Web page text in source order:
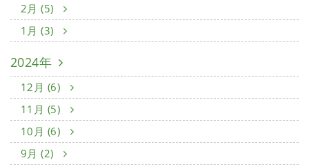
2月 (5)
1月 (3)
2024年
12月 (6)
11月 (5)
10月 (6)
9月 (2)